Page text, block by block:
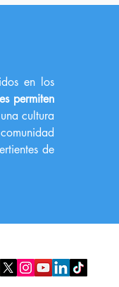
en los
permiten
cultura
de